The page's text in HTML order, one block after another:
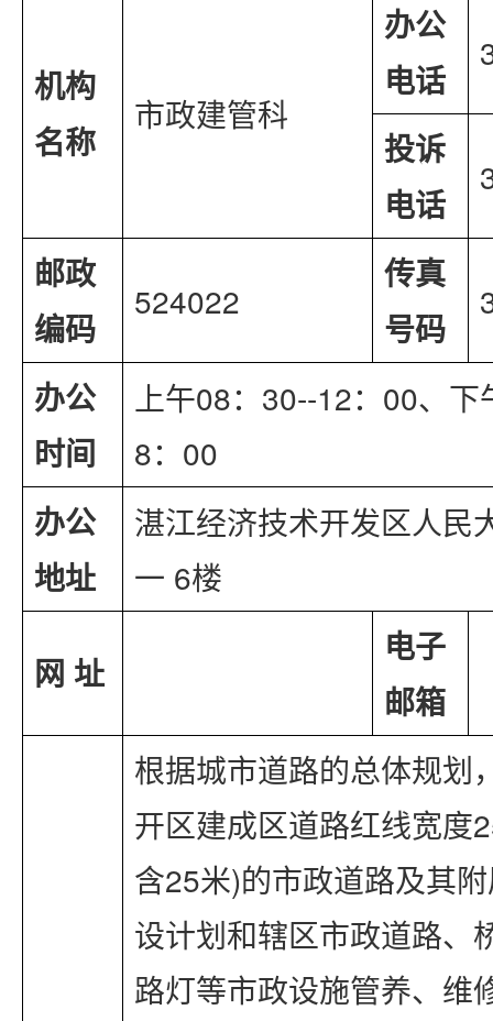
机构
名称
市政建管科
办公
电话
投诉
电话
邮政
编码
524022
传真
号码
办公
时间
上午08：30--12：00、下
8：00
办公
地址
湛江经济技术开发区人民
一 6楼
网 址
电子
邮箱
根据城市道路的总体规划
开区建成区道路红线宽度
含25米)的市政道路及其
设计划和辖区市政道路、
路灯等市政设施管养、维